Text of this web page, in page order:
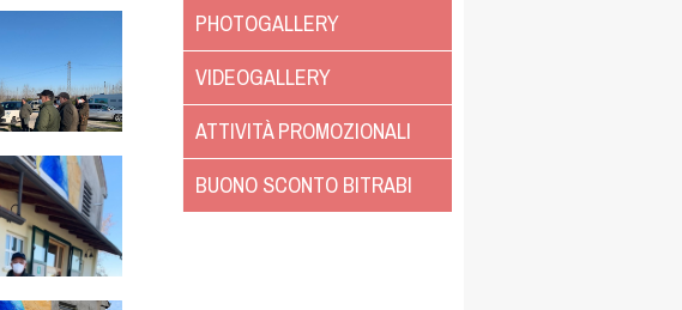
PHOTOGALLERY
VIDEOGALLERY
ATTIVITÀ PROMOZIONALI
BUONO SCONTO BITRABI